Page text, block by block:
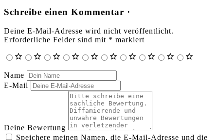
Schreibe einen Kommentar ·
Deine E-Mail-Adresse wird nicht veröffentlicht.
Erforderliche Felder sind mit * markiert
Name
E-Mail
Deine Bewertung
Speichere meinen Namen, die E-Mail-Adresse und die